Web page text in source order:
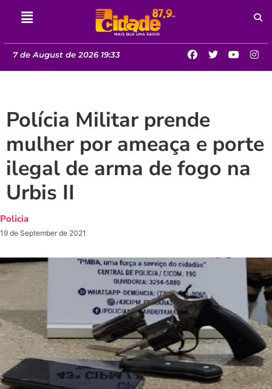
7 de August de 2026 19:33
Polícia Militar prende
mulher por ameaça e porte
ilegal de arma de fogo na
Urbis II
Policia
19 de September de 2021